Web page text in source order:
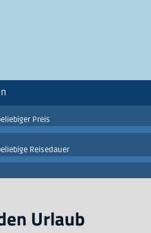
Preis
Reisedauer
Urlaub